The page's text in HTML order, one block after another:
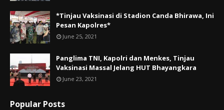
*Tinjau Vaksinasi di Stadion Canda Bhirawa, Ini
Pesan Kapolres*
June 25, 2021
Panglima TNI, Kapolri dan Menkes, Tinjau
Vaksinasi Massal Jelang HUT Bhayangkara
June 23, 2021
Popular Posts